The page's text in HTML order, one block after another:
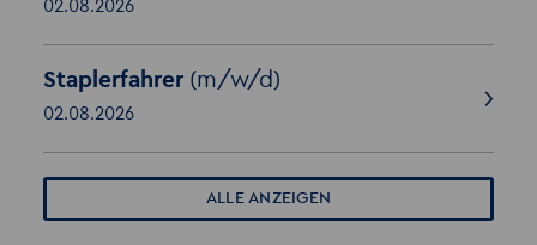
02.08.2026
Staplerfahrer (m/w/d)
02.08.2026
ALLE ANZEIGEN